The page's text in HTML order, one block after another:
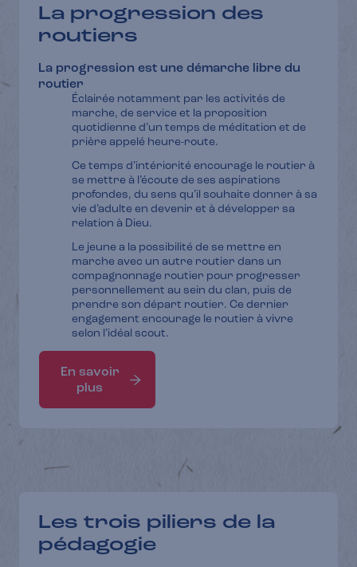
La progression des
routiers
La progression est une démarche libre du
routier
Éclairée notamment par les activités de
marche, de service et la proposition
quotidienne d’un temps de méditation et de
prière appelé heure-route.
Ce temps d’intériorité encourage le routier à
se mettre à l’écoute de ses aspirations
profondes, du sens qu’il souhaite donner à sa
vie d’adulte en devenir et à développer sa
relation à Dieu.
Le jeune a la possibilité de se mettre en
marche avec un autre routier dans un
compagnonnage routier pour progresser
personnellement au sein du clan, puis de
prendre son départ routier. Ce dernier
engagement encourage le routier à vivre
selon l’idéal scout.
En savoir
plus
Les trois piliers de la
pédagogie